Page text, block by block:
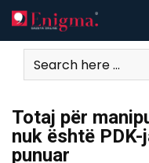
Skip
to
content
Totaj për
nuk është
punuar